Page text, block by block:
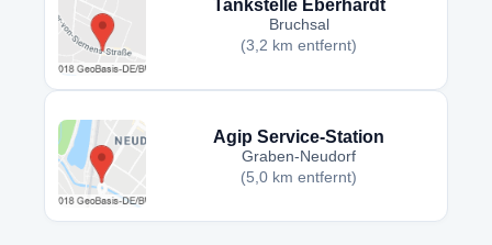
Tankstelle Eberhardt
Bruchsal
(3,2 km entfernt)
Agip Service-Station
Graben-Neudorf
(5,0 km entfernt)